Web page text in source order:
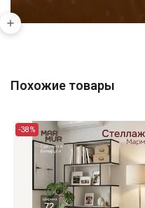
Похожие товары
-38%